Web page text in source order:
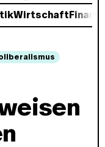
Wirtschaft